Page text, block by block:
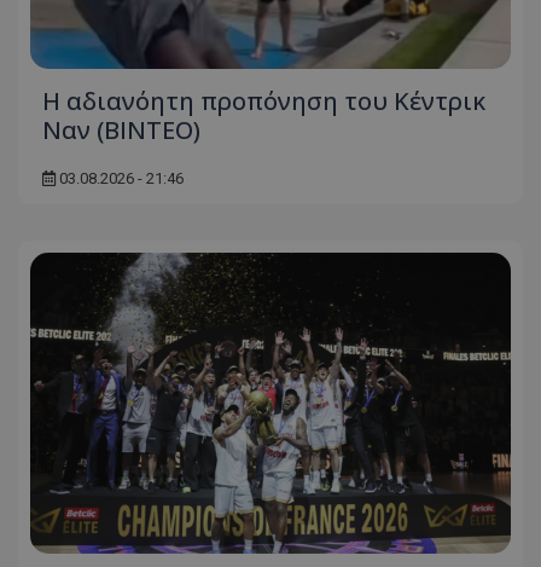
Η αδιανόητη προπόνηση του Κέντρικ
Ναν (BINTEO)
03.08.2026 - 21:46